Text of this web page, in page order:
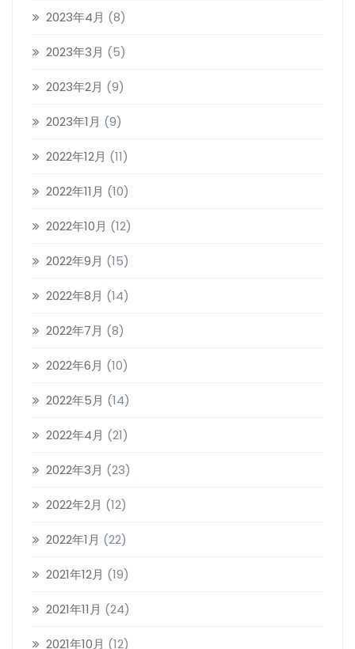
2023年4月 (8)
2023年3月 (5)
2023年2月 (9)
2023年1月 (9)
2022年12月 (11)
2022年11月 (10)
2022年10月 (12)
2022年9月 (15)
2022年8月 (14)
2022年7月 (8)
2022年6月 (10)
2022年5月 (14)
2022年4月 (21)
2022年3月 (23)
2022年2月 (12)
2022年1月 (22)
2021年12月 (19)
2021年11月 (24)
2021年10月 (12)